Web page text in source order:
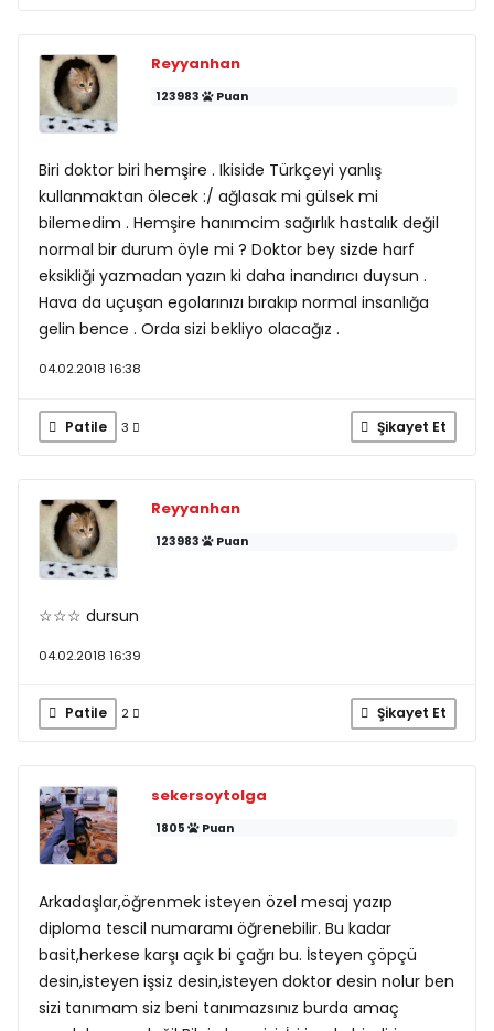
Reyyanhan
123983 Puan
Biri doktor biri hemşire . Ikiside Türkçeyi yanlış
kullanmaktan ölecek :/ ağlasak mi gülsek mi
bilemedim . Hemşire hanımcim sağırlık hastalık değil
normal bir durum öyle mi ? Doktor bey sizde harf
eksikliği yazmadan yazın ki daha inandırıcı duysun .
Hava da uçuşan egolarınızı bırakıp normal insanlığa
gelin bence . Orda sizi bekliyo olacağız .
04.02.2018 16:38
Patile 3 Şikayet Et
Reyyanhan
123983 Puan
☆☆☆ dursun
04.02.2018 16:39
Patile 2 Şikayet Et
sekersoytolga
1805 Puan
Arkadaşlar,öğrenmek isteyen özel mesaj yazıp
diploma tescil numaramı öğrenebilir. Bu kadar
basit,herkese karşı açık bi çağrı bu. İsteyen çöpçü
desin,isteyen işsiz desin,isteyen doktor desin nolur ben
sizi tanımam siz beni tanımazsınız burda amaç